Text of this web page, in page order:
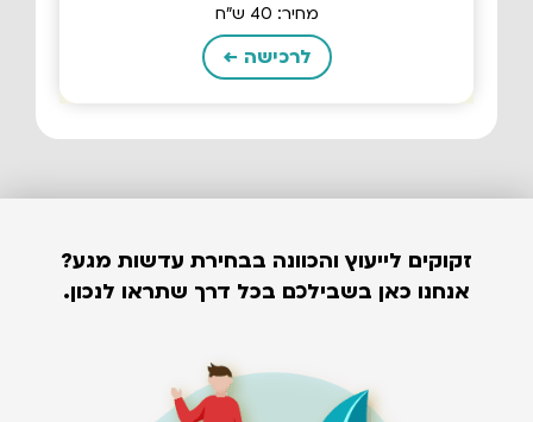
מחיר: 40 ש"ח
לרכישה ←
זקוקים לייעוץ והכוונה בבחירת עדשות מגע?
אנחנו כאן בשבילכם בכל דרך שתראו לנכון.